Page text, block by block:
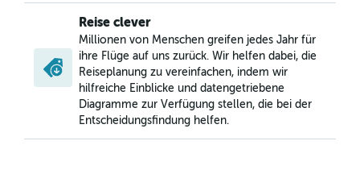
Flüge von Wien nach Salt Lake City
Flüge von Linz nach Los Angeles
Flüge von Wien nach Nashville
Flüge von Linz nach Newark Liberty International
Flüge von Wien nach Denver
Reise clever
Millionen von Menschen greifen jedes Jahr für
ihre Flüge auf uns zurück. Wir helfen dabei, die
Reiseplanung zu vereinfachen, indem wir
hilfreiche Einblicke und datengetriebene
Diagramme zur Verfügung stellen, die bei der
Entscheidungsfindung helfen.